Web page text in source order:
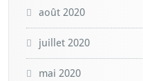
août 2020
juillet 2020
mai 2020